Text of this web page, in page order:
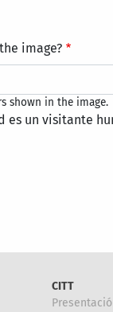
image?
shown in the image.
es un visitante
CITT